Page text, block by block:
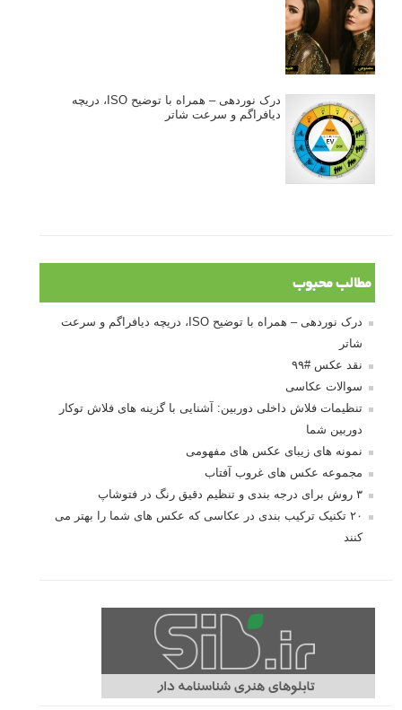
درک نوردهی – همراه با توضیح ISO، دریچه
دیافراگم و سرعت شاتر
مطالب محبوب
درک نوردهی – همراه با توضیح ISO، دریچه دیافراگم و سرعت
شاتر
نقد عکس #۹۹
سوالات عکاسی
تنظیمات فلاش داخلی دوربین: آشنایی با گزینه های فلاش توکار
دوربین شما
نمونه های زیبای عکس های مفهومی
مجموعه عکس های غروب آفتاب
۳ روش برای درجه بندی و تنظیم دقیق رنگ در فتوشاپ
۲۰ تکنیک ترکیب بندی در عکاسی که عکس های شما را بهتر می
کنند